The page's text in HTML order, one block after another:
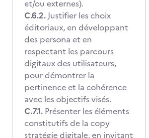
et/ou externes).
C.6.2. Justifier les choix
éditoriaux, en développant
des persona et en
respectant les parcours
digitaux des utilisateurs,
pour démontrer la
pertinence et la cohérence
avec les objectifs visés.
C.7.1. Présenter les éléments
constitutifs de la copy
stratégie digitale, en invitant